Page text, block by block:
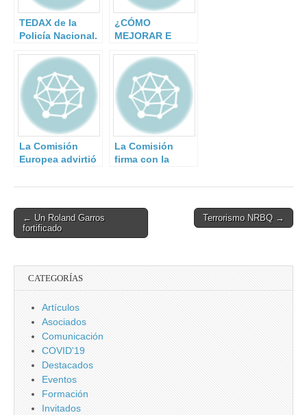
TEDAX de la
Policía Nacional.
¿CÓMO
MEJORAR E
LOS
MECANISMOS DE
SEGURIDAD EN
REDES?
La Comisión
Europea advirtió
riesgo del
Seseña
La Comisión
firma con la
acuerdo sobre
intensifica sus
hacer frente a las
Post
navigation
← Un Roland Garros
fortificado
Terrorismo NRBQ →
CATEGORÍAS
Artículos
Asociados
Comunicación
COVID'19
Destacados
Eventos
Formación
Invitados